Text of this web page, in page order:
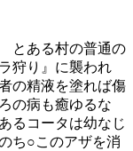
とある村の普通の
狩り』に襲われ
の精液を塗れば傷
の病も癒ゆるな
るコータは幼なじ
ち○このアザを消